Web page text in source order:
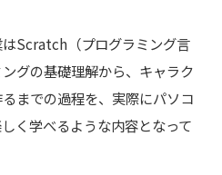
Scratch（プログラミング言
グの基礎理解から、キャラク
までの過程を、実際にパソコ
く学べるような内容となって